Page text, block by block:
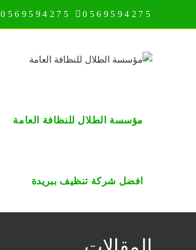
0569594275 0569594275
مؤسسة الطلال للنظافة العامة
افضل شركة تنظيف ببريدة